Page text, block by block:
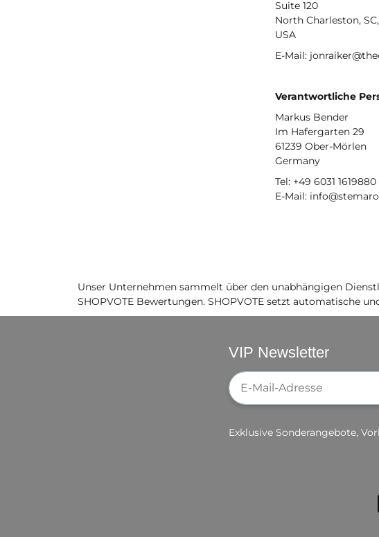
Suite 120
North Charleston,
USA
E-Mail:
Verantwortliche
Markus Bender
Im Hafergarten 29
61239 Ober-Mörlen
Germany
Tel: +49 6031 1619880
E-Mail:
Unser Unternehmen sammelt über den unabhängigen
SHOPVOTE Bewertungen. SHOPVOTE setzt automatische
VIP Newsletter
Newsletter-Registrierung
Exklusive Sonderangebote,